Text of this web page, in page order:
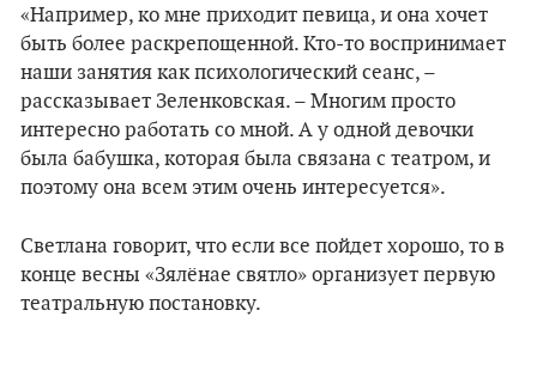
«Например, ко мне приходит певица, и она хочет
быть более раскрепощенной. Кто-то воспринимает
наши занятия как психологический сеанс, –
рассказывает Зеленковская. – Многим просто
интересно работать со мной. А у одной девочки
была бабушка, которая была связана с театром, и
поэтому она всем этим очень интересуется».
Светлана говорит, что если все пойдет хорошо, то в
конце весны «Зялёнае святло» организует первую
театральную постановку.